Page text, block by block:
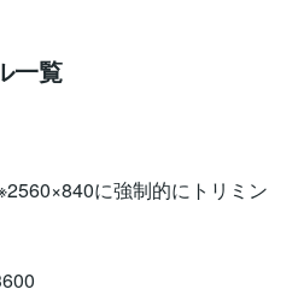
一覧
に強制的にトリミン